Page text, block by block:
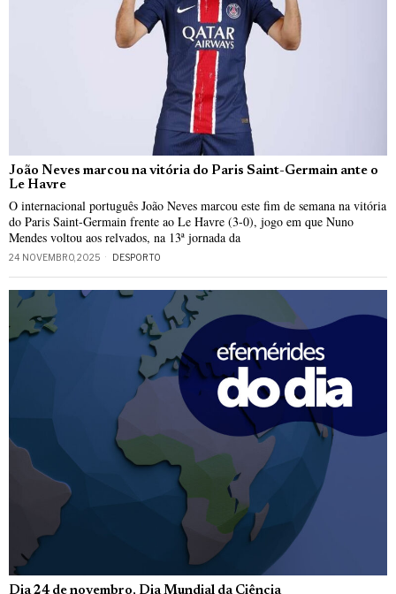
João Neves marcou na vitória do Paris Saint-Germain ante o
Le Havre
O internacional português João Neves marcou este fim de semana na vitória
do Paris Saint-Germain frente ao Le Havre (3-0), jogo em que Nuno
Mendes voltou aos relvados, na 13ª jornada da
24 NOVEMBRO, 2025 DESPORTO
Dia 24 de novembro, Dia Mundial da Ciência